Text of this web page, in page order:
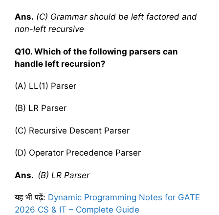
Ans. (C) Grammar should be left factored and
non-left recursive
Q10. Which of the following parsers can
handle left recursion?
(A) LL(1) Parser
(B) LR Parser
(C) Recursive Descent Parser
(D) Operator Precedence Parser
Ans. (B) LR Parser
यह भी पढ़ें: Dynamic Programming Notes for GATE
2026 CS & IT – Complete Guide